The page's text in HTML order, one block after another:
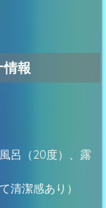
情報
呂（20度）、露
清潔感あり）